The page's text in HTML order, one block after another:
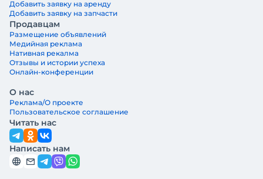
Добавить заявку на аренду
Добавить заявку на запчасти
Продавцам
Размещение объявлений
Медийная реклама
Нативная рекалма
Отзывы и истории успеха
Онлайн-конференции
О нас
Реклама/О проекте
Пользовательское соглашение
Читать нас
Написать нам